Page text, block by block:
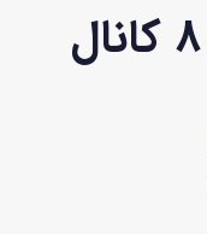
دی وی آر (DVR) 8 کانال